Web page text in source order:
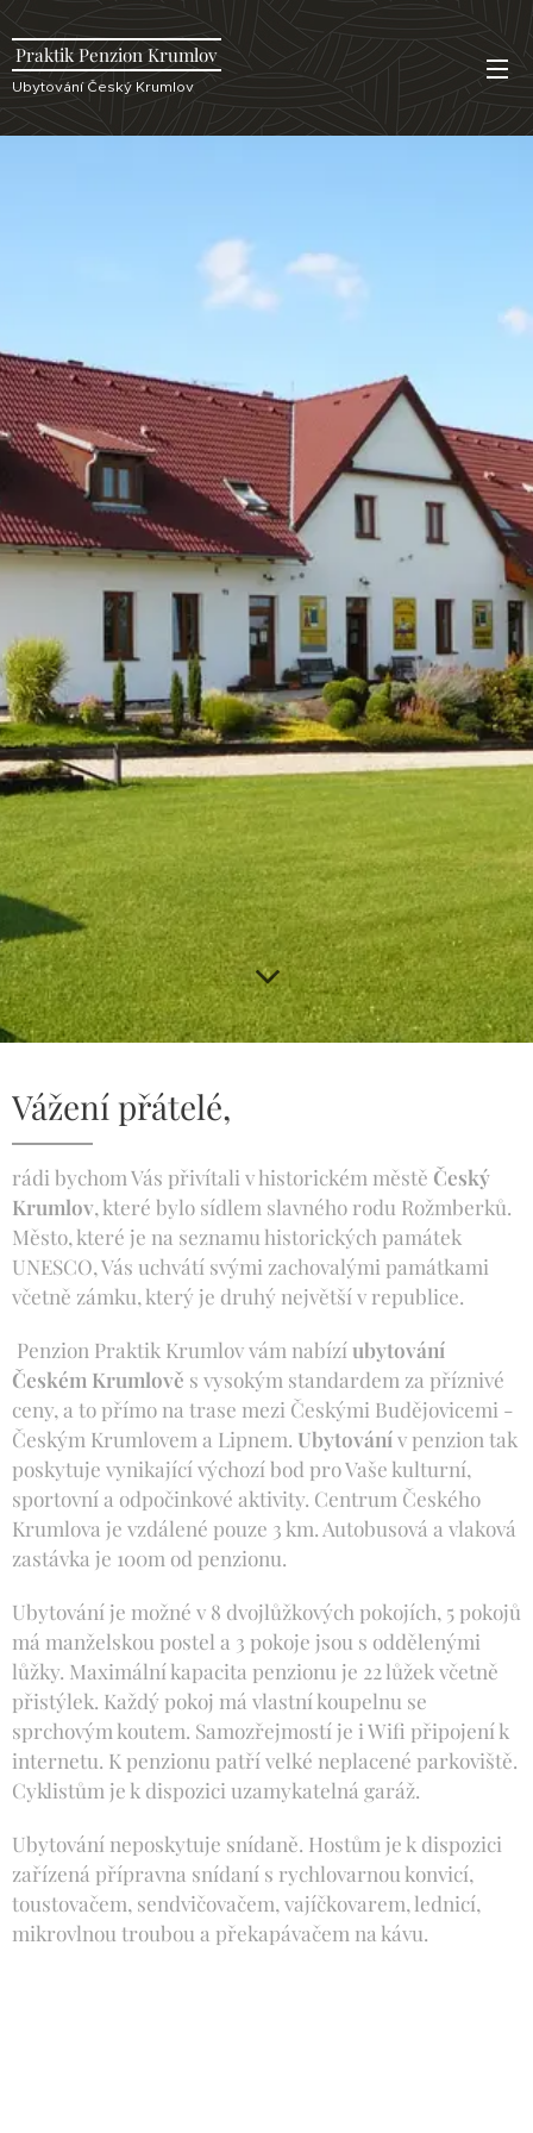
Praktik Penzion Krumlov
Ubytování Český Krumlov
Vážení přátelé,
rádi bychom Vás přivítali v historickém městě Český
Krumlov , které bylo sídlem slavného rodu Rožmberků.
Město, které je na seznamu historických památek
UNESCO, Vás uchvátí svými zachovalými památkami
včetně zámku, který je druhý největší v republice.
Penzion Praktik Krumlov vám nabízíubytování
Českém Krumlově s vysokým standardem za příznivé
ceny, a to přímo na trase mezi Českými Budějovicemi -
Českým Krumlovem a Lipnem. Ubytovánív penzion tak
poskytuje vynikající výchozí bod pro Vaše kulturní,
sportovní a odpočinkové aktivity. Centrum Českého
Krumlova je vzdálené pouze 3 km. Autobusová a vlaková
zastávka je 100m od penzionu.
Ubytování je možné v 8 dvojlůžkových pokojích, 5 pokojů
má manželskou postel a 3 pokoje jsou s oddělenými
lůžky. Maximální kapacita penzionu je 22 lůžek včetně
přistýlek. Každý pokoj má vlastní koupelnu se
sprchovým koutem. Samozřejmostí je i Wifi připojení k
internetu. K penzionu patří velké neplacené parkoviště.
Cyklistům je k dispozici uzamykatelná garáž.
Ubytování neposkytuje snídaně. Hostům je k dispozici
zařízená přípravna snídaní s rychlovarnou konvicí,
toustovačem, sendvičovačem, vajíčkovarem, lednicí,
mikrovlnou troubou a překapávačem na kávu.